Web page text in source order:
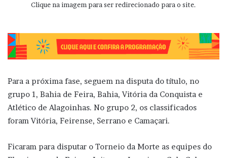
Clique na imagem para ser redirecionado para o site.
Para a próxima fase, seguem na disputa do título, no
grupo 1, Bahia de Feira, Bahia, Vitória da Conquista e
Atlético de Alagoinhas. No grupo 2, os classificados
foram Vitória, Feirense, Serrano e Camaçari.
Ficaram para disputar o Torneio da Morte as equipes do